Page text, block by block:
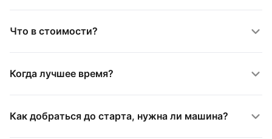
Что в стоимости?
Когда лучшее время?
Как добраться до старта, нужна ли машина?